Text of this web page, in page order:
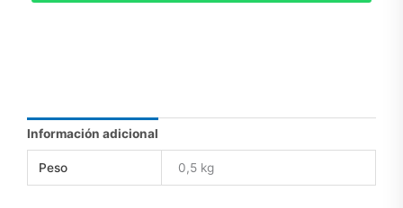
Información adicional
Peso 0,5 kg